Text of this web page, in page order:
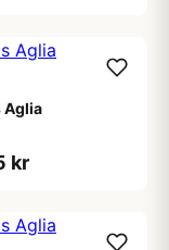
Aglia
kr